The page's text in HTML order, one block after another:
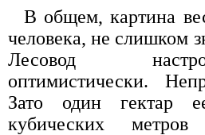
В общем, картина
человека, не слишком
Лесовод
оптимистически.
Зато один гектар
кубических